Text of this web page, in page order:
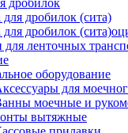
для дробилок (сита)
для дробилок
для ленточных
оборудование
для
моечные и
вытяжные